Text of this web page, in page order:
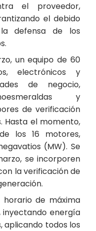
el proveedor,
el debido
defensa de los
un equipo de 60
electrónicos y
de negocio,
y
de verificación
Hasta el momento,
los 16 motores,
(MW). Se
se incorporen
la verificación de
horario de máxima
inyectando energía
aplicando todos los